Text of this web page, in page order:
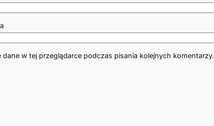
dane w tej przeglądarce podczas pisania kolejnych komentarzy.